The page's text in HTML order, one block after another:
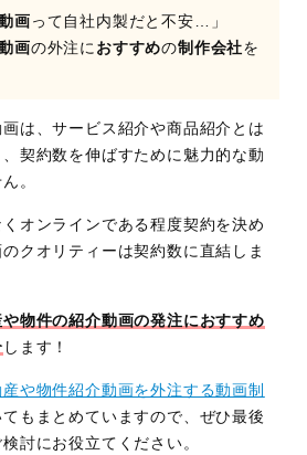
画 って自社内製だと不安…」
画の外注に おすすめの制作会社を
は、サービス紹介や商品紹介とは
契約数を伸ばすために魅力的な動
。
オンラインである程度契約を決め
クオリティーは契約数に直結しま
や物件の紹介動画の発注におすすめ
します！
や物件紹介動画を外注する動画制
てもまとめていますので、ぜひ最後
討にお役立てください。